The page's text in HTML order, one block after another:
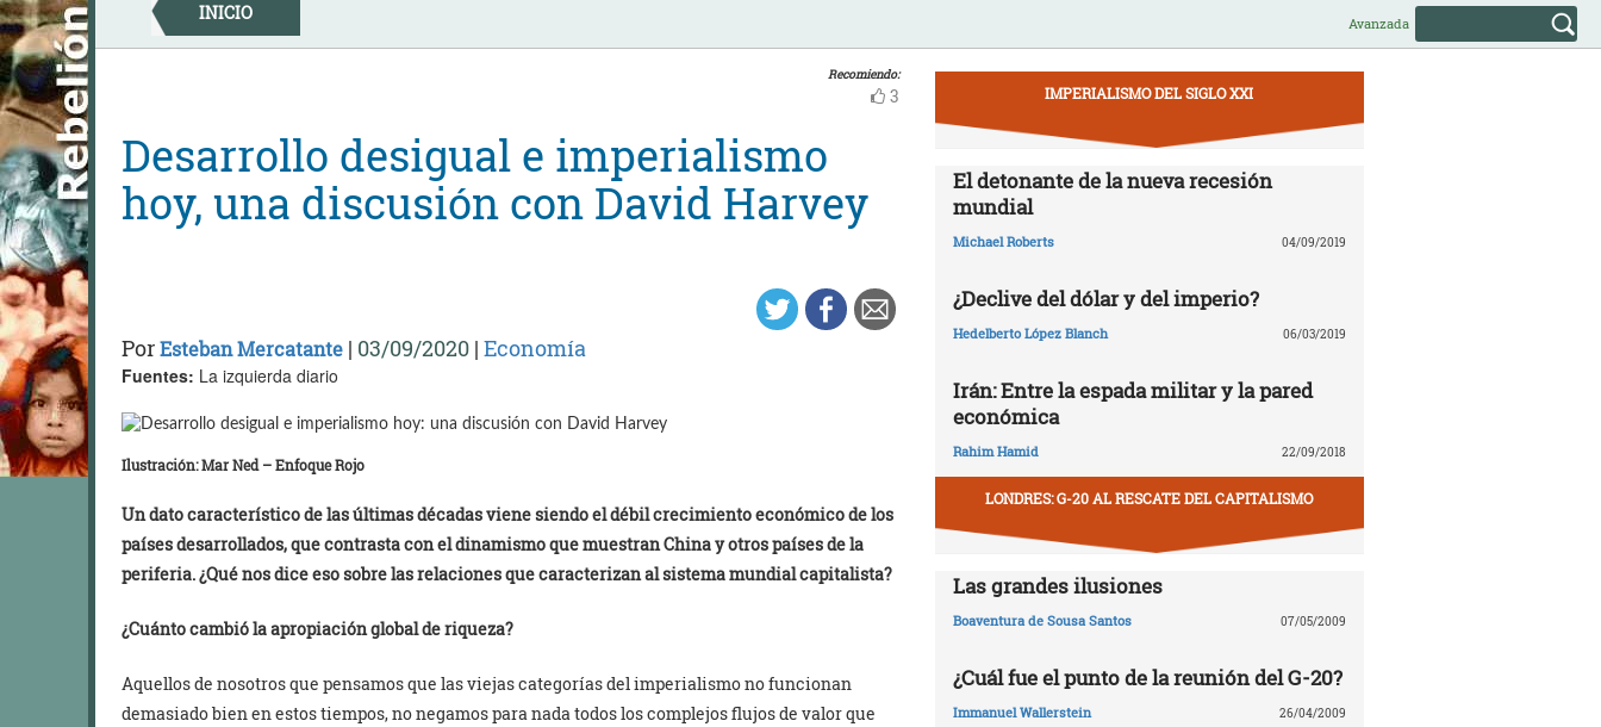
Skip
to
content
INICIO Avanzada
Recomiendo:
3
Desarrollo desigual e imperialismo
hoy, una discusión con David Harvey
PorEsteban Mercatante | 03/09/2020 | Economía
Fuentes: La izquierda diario
Ilustración: Mar Ned – Enfoque Rojo
Un dato característico de las últimas décadas viene siendo el débil crecimiento económico de los
países desarrollados, que contrasta con el dinamismo que muestran China y otros países de la
periferia. ¿Qué nos dice eso sobre las relaciones que caracterizan al sistema mundial capitalista?
¿Cuánto cambió la apropiación global de riqueza?
Aquellos de nosotros que pensamos que las viejas categorías del imperialismo no funcionan
demasiado bien en estos tiempos, no negamos para nada todos los complejos flujos de valor que
IMPERIALISMO DEL SIGLO XXI
El detonante de la nueva recesión
mundial
Michael Roberts 04/09/2019
¿Declive del dólar y del imperio?
Hedelberto López Blanch 06/03/2019
Irán: Entre la espada militar y la pared
económica
Rahim Hamid 22/09/2018
LONDRES: G-20 AL RESCATE DEL CAPITALISMO
Las grandes ilusiones
Boaventura de Sousa Santos 07/05/2009
¿Cuál fue el punto de la reunión del G-20?
Immanuel Wallerstein 26/04/2009